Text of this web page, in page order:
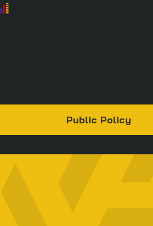
Public Policy